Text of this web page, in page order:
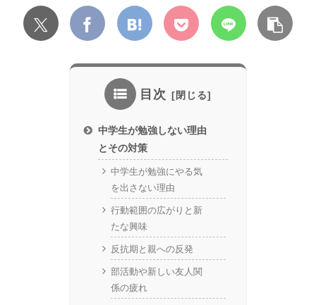
目次
中学生が勉強しない理由
とその対策
中学生が勉強にやる気
を出さない理由
行動範囲の広がりと新
たな興味
反抗期と親への反発
部活動や新しい友人関
係の疲れ